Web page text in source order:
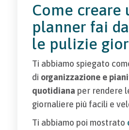
Come creare
planner fai
le pulizie
Ti abbiamo spiegato
di organizzazione e
quotidiana per rendere
giornaliere più facili e
Ti abbiamo poi mostrato